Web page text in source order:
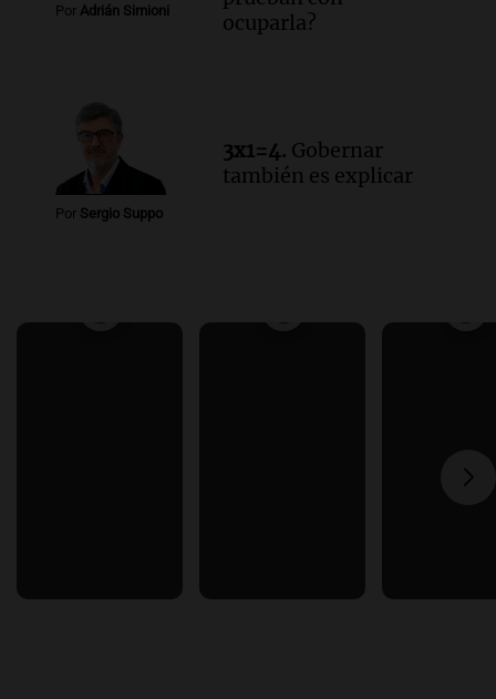
Por Adrián Simioni
ocuparla?
Por Sergio Suppo
3x1=4. Gobernar
también es explicar